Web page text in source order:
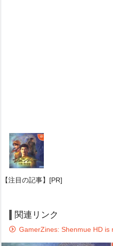
【注目の記事】[PR]
関連リンク
GamerZines: Shenmue HD